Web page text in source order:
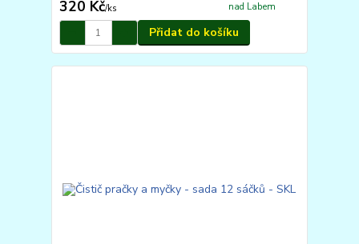
320 Kč/ks
nad Labem
Přidat do košíku